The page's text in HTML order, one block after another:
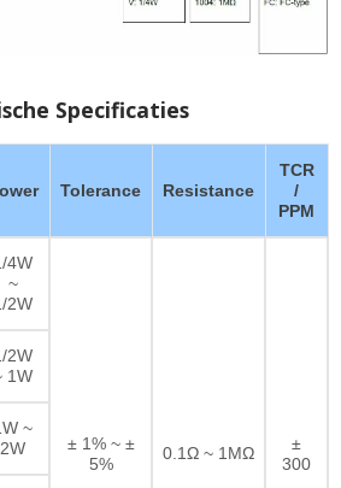
Specificaties
Tolerance Resistance
TCR
/
PPM
4W
~
2W
± 1% ~ ±
5%
0.1Ω ~ 1MΩ
±
300
2W
1W
~
2W